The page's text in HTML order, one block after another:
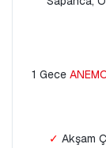
1 Gece
✓ Akşam